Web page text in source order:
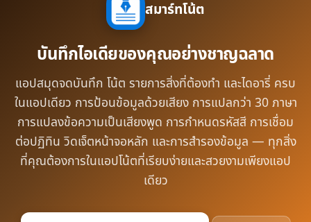
สมาร์ทโน้ต
บันทึกไอเดียของคุณอย่างชาญฉลาด
แอปสมุดจดบันทึก โน้ต รายการสิ่งที่ต้องทำ และไดอารี่ ครบ
ในแอปเดียว การป้อนข้อมูลด้วยเสียง การแปลกว่า 30 ภาษา
การแปลงข้อความเป็นเสียงพูด การกำหนดรหัสสี การเชื่อม
ต่อปฏิทิน วิดเจ็ตหน้าจอหลัก และการสำรองข้อมูล — ทุกสิ่ง
ที่คุณต้องการในแอปโน้ตที่เรียบง่ายและสวยงามเพียงแอป
เดียว